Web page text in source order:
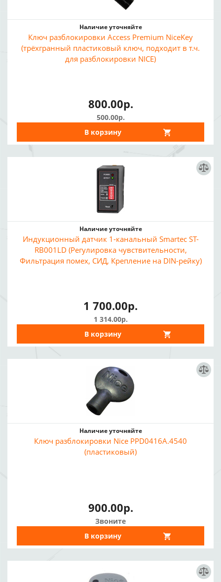
Наличие уточняйте
Ключ разблокировки Access Premium NiceKey
(трёхгранный пластиковый ключ, подходит в т.ч.
для разблокировки NICE)
800.00р.
500.00р.
В корзину
Наличие уточняйте
Индукционный датчик 1-канальный Smartec ST-
RB001LD (Регулировка чувствительности,
Фильтрация помех, СИД, Крепление на DIN-рейку)
1 700.00р.
1 314.00р.
В корзину
Наличие уточняйте
Ключ разблокировки Nice PPD0416A.4540
(пластиковый)
900.00р.
Звоните
В корзину